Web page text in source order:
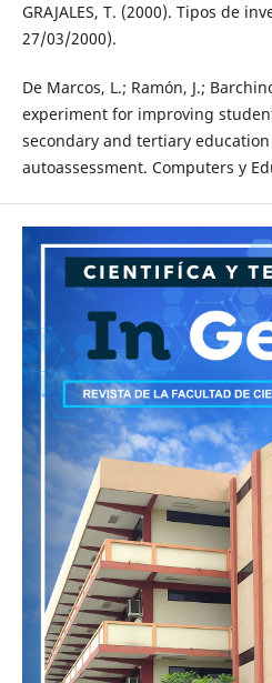
GRAJALES, T. (2000). Tipos de
27/03/2000).
De Marcos, L.; Ramón, J.;
experiment for improving
secondary and tertiary
autoassessment. Computers y